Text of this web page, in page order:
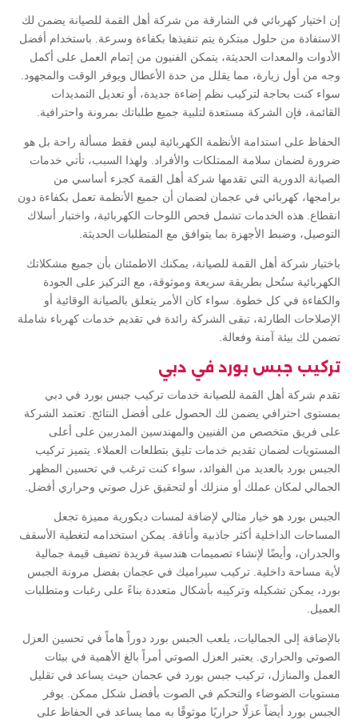
إن اختيار كهربائي في الشارقة من شركة أهل القمة للصيانة يضمن لك
الاستفادة من حلول مبتكرة يتم تنفيذها بكفاءة وسرعة. باستخدام أفضل
الأدوات والمعدات الحديثة، يتمكن الفنيون من إتمام العمل على أكمل
وجه من أول زيارة، مما يقلل من حدة الأعطال ويوفر الوقت والمجهود.
سواء كنت بحاجة لتركيب نظم إضاءة جديدة، أو تعديل التمديدات
القائمة، فإن الشركة مستعدة لتلبية جميع طلباتك بمرونة واحترافية.
الحفاظ على استدامة الأنظمة الكهربائية ليس فقط مسألة راحة بل هو
ضرورة لضمان سلامة الممتلكات والأفراد. ولهذا السبب، تأتي خدمات
الصيانة الدورية التي تقدمها شركة أهل القمة كجزء أساسي من
برامجها، كهربائي في عجمان لضمان أن جميع الأنظمة تعمل بكفاءة دون
انقطاع. هذه الخدمات تشمل فحص اللوحات الكهربائية، واختبار أسلاك
التوصيل، وضبط الأجهزة بما يتوافق مع المتطلبات الحديثة.
باختيار شركة أهل القمة للصيانة، يمكنك الاطمئنان بأن جميع مشكلاتك
الكهربائية ستُحل بطريقة سريعة وموثوقة، مع التركيز على الجودة
والكفاءة في كل خطوة. سواء كان الأمر يتعلق بالصيانة الوقائية أو
الإصلاحات الطارئة، تبقى الشركة رائدة في تقديم خدمات كهرباء شاملة
تضمن لك بيئة آمنة وفعالة.
تركيب جبس بورد في دبي
تقدم شركة أهل القمة للصيانة خدمات تركيب جبس بورد في دبي
بمستوى احترافي يضمن لك الحصول على أفضل النتائج. تعتمد الشركة
على فريق متخصص من الفنيين والمهندسين المدربين على أعلى
المستويات لضمان تقديم خدمات تليق بتطلعات العملاء. يتميز تركيب
الجبس بورد بالعديد من الفوائد، سواء كنت ترغب في تحسين المظهر
الجمالي لمكان عملك أو منزلك أو لتحقيق عزل صوتي وحراري أفضل.
الجبس بورد هو خيار مثالي لإضافة لمسات ديكورية مميزة تجعل
المساحات الداخلية أكثر جاذبية وأناقة. يمكن استخدامه لتغطية الأسقف
والجدران، وأيضًا لإنشاء تصميمات هندسية فريدة تضيف قيمة جمالية
لأية مساحة داخلية. تركيب سيراميك في عجمان بفضل مرونة الجبس
بورد، يمكن تشكيله وتركيبه بأشكال متعددة بناءً على رغبات ومتطلبات
العميل.
بالإضافة إلى الجماليات، يلعب الجبس بورد دوراً هاماً في تحسين العزل
الصوتي والحراري. يعتبر العزل الصوتي أمراً بالغ الأهمية في بيئات
العمل والمنازل، تركيب جبس بورد في عجمان حيث يساعد في تقليل
مستويات الضوضاء والتحكم في الصوت بأفضل شكل ممكن. يوفر
الجبس بورد أيضاً عزلًا حراريًا موثوقًا به مما يساعد في الحفاظ على